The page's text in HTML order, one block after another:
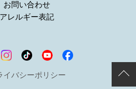
お問い合わせ
アレルギー表記
イバシーポリシー